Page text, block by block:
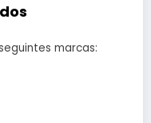
marcas: